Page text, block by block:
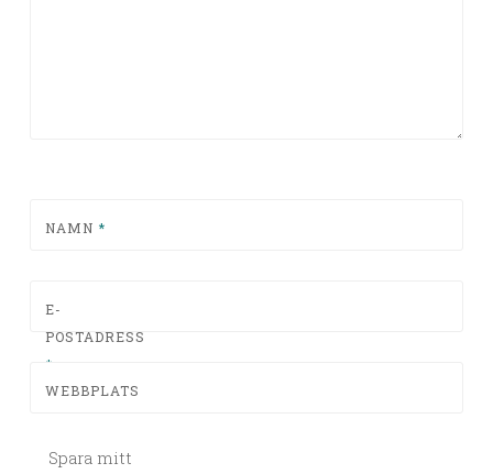
NAMN *
E-
POSTADRESS
*
WEBBPLATS
Spara mitt